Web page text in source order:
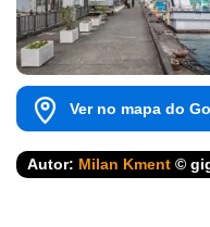
Ver no mapa do
Autor: Milan Kment ©